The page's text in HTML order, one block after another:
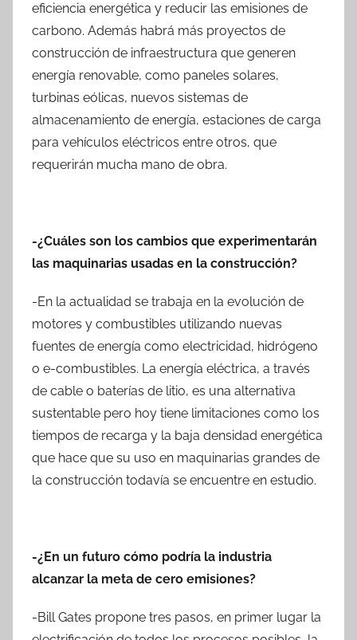
eficiencia energética y reducir las emisiones de
carbono. Además habrá más proyectos de
construcción de infraestructura que generen
energía renovable, como paneles solares,
turbinas eólicas, nuevos sistemas de
almacenamiento de energía, estaciones de carga
para vehículos eléctricos entre otros, que
requerirán mucha mano de obra.
-¿Cuáles son los cambios que experimentarán
las maquinarias usadas en la construcción?
-En la actualidad se trabaja en la evolución de
motores y combustibles utilizando nuevas
fuentes de energía como electricidad, hidrógeno
o e-combustibles. La energía eléctrica, a través
de cable o baterías de litio, es una alternativa
sustentable pero hoy tiene limitaciones como los
tiempos de recarga y la baja densidad energética
que hace que su uso en maquinarias grandes de
la construcción todavía se encuentre en estudio.
-¿En un futuro cómo podría la industria
alcanzar la meta de cero emisiones?
-Bill Gates propone tres pasos, en primer lugar la